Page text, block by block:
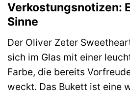
Verkostungsnotizen:
Sinne
Der Oliver Zeter
sich im Glas mit einer
Farbe, die bereits
weckt. Das Bukett ist eine